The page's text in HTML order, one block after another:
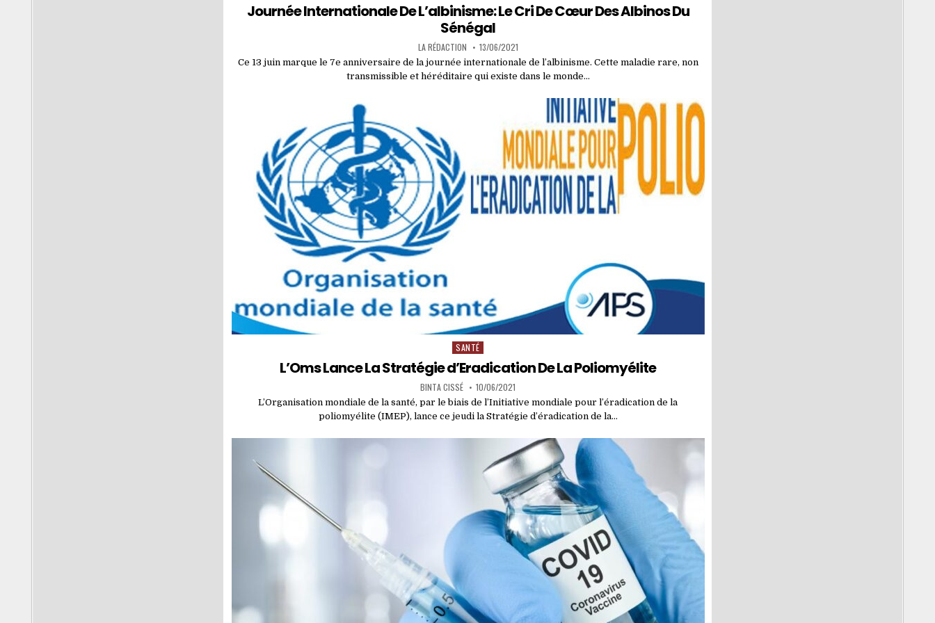
in
Journée Internationale De L’albinisme: Le Cri De Cœur Des Albinos Du
Sénégal
LA RÉDACTION 13/06/2021
Ce 13 juin marque le 7e anniversaire de la journée internationale de l’albinisme. Cette maladie rare, non
transmissible et héréditaire qui existe dans le monde…
Posted
in
SANTÉ
L’Oms Lance La Stratégie d’Eradication De La Poliomyélite
BINTA CISSÉ 10/06/2021
L’Organisation mondiale de la santé, par le biais de l’Initiative mondiale pour l’éradication de la
poliomyélite (IMEP), lance ce jeudi la Stratégie d’éradication de la…